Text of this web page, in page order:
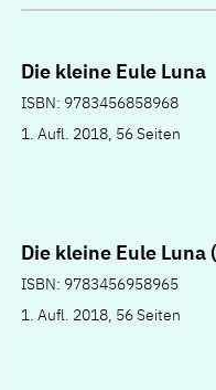
Die kleine Eule Luna
ISBN: 9783456858968
1. Aufl. 2018, 56 Seiten
Die kleine Eule Luna
ISBN: 9783456958965
1. Aufl. 2018, 56 Seiten